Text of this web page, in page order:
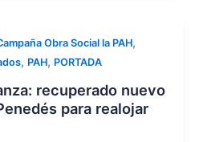
Obra Social la PAH,
, PAH, PORTADA
recuperado nuevo
para realojar